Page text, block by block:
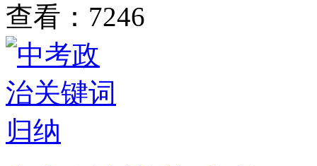
查看：7246